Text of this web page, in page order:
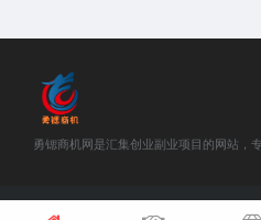
勇锶商机网是汇集创业副业项目的网站，
©2018-2021 勇锶商机网 站内部分资